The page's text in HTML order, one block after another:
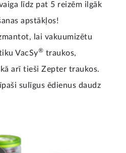
līdz pat 5 reizēm ilgāk
apstākļos!
lai vakuumizētu
VacSy® traukos,
arī tieši Zepter traukos.
sulīgus ēdienus daudz